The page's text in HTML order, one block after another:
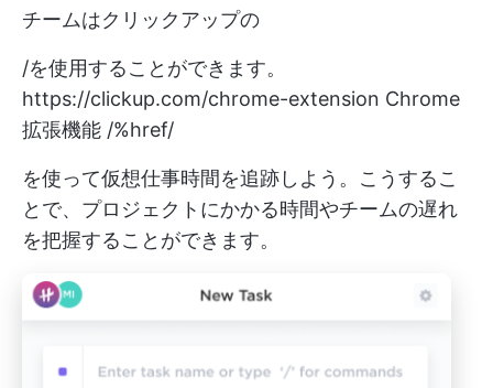
チームはクリックアップの
/を使用することができます。
https://clickup.com/chrome-extension Chrome
拡張機能 /%href/
を使って仮想仕事時間を追跡しよう。こうするこ
とで、プロジェクトにかかる時間やチームの遅れ
を把握することができます。